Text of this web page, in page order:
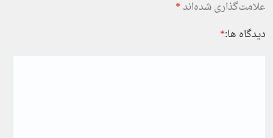
علامت‌گذاری شده‌اند*
دیدگاه ها:*